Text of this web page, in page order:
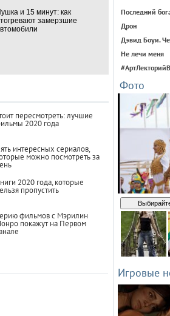
и 15 минут: как
замерзшие
пересмотреть: лучшие
2020 года
интересных сериалов,
можно посмотреть за
2020 года, которые
пропустить
фильмов с Мэрилин
покажут на Первом
Последний
Дрон
Дэвид Боуи.
Не лечи меня
Фото
Игровые